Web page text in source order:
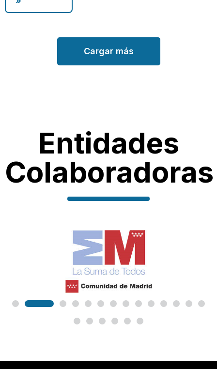
Cargar más
Entidades
Colaboradoras